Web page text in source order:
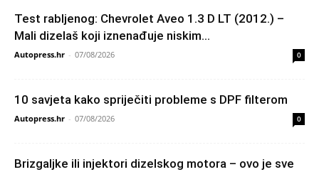
Test rabljenog: Chevrolet Aveo 1.3 D LT (2012.) –
Mali dizelaš koji iznenađuje niskim...
Autopress.hr - 07/08/2026 0
10 savjeta kako spriječiti probleme s DPF filterom
Autopress.hr - 07/08/2026 0
Brizgaljke ili injektori dizelskog motora – ovo je sve